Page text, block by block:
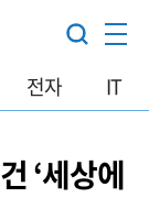
전자 IT
‘세상에